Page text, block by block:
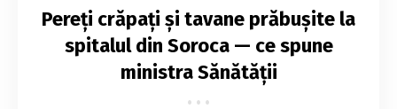
Pereți crăpați și tavane prăbușite la
spitalul din Soroca — ce spune
ministra Sănătății